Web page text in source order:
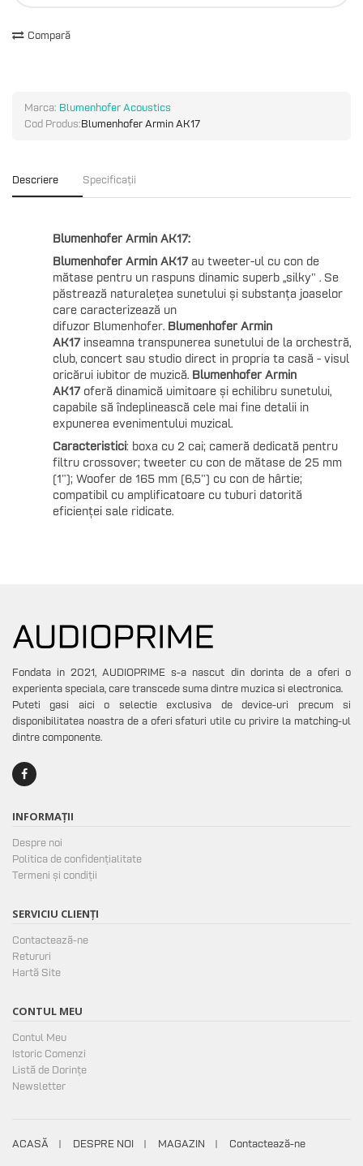
Compară
Marca: Blumenhofer Acoustics
Cod Produs:Blumenhofer Armin AK17
Descriere Specificații
Blumenhofer Armin AK17:
Blumenhofer Armin AK17 au tweeter-ul cu con de
mătase pentru un raspuns dinamic superb ,,silky" . Se
păstrează naturalețea sunetului și substanța joaselor
care caracterizează un
difuzor Blumenhofer. Blumenhofer Armin
AK17 inseamna transpunerea sunetului de la orchestră,
club, concert sau studio direct in propria ta casă - visul
oricărui iubitor de muzică. Blumenhofer Armin
AK17 oferă dinamică uimitoare și echilibru sunetului,
capabile să îndeplinească cele mai fine detalii in
expunerea evenimentului muzical.
Caracteristici: boxa cu 2 cai; cameră dedicată pentru
filtru crossover; tweeter cu con de mătase de 25 mm
(1"); Woofer de 165 mm (6,5") cu con de hârtie;
compatibil cu amplificatoare cu tuburi datorită
eficienței sale ridicate.
Fondata in 2021, AUDIOPRIME s-a nascut din dorinta de a oferi o
experienta speciala, care transcede suma dintre muzica si electronica.
Puteti gasi aici o selectie exclusiva de device-uri precum si
disponibilitatea noastra de a oferi sfaturi utile cu privire la matching-ul
dintre componente.
INFORMAȚII
Despre noi
Politica de confidențialitate
Termeni și condiții
SERVICIU CLIENȚI
Contactează-ne
Retururi
Hartă Site
CONTUL MEU
Contul Meu
Istoric Comenzi
Listă de Dorințe
Newsletter
ACASĂ DESPRE NOI MAGAZIN Contactează-ne